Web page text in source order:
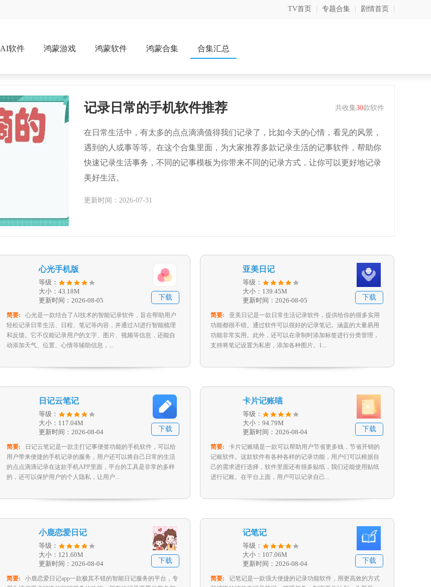
TV首页 专题合集 剧情首页
AI软件 鸿蒙游戏 鸿蒙软件 鸿蒙合集 合集汇总
共收集30款软件
记录日常的手机软件推荐
在日常生活中，有太多的点点滴滴值得我们记录了，比如今天的心情，看见的风景，
遇到的人或事等等。在这个合集里面，为大家推荐多款记录生活的记事软件，帮助你
快速记录生活事务，不同的记事模板为你带来不同的记录方式，让你可以更好地记录
美好生活。
更新时间：2026-07-31
心光手机版
等级：
大小：43.18M
更新时间：2026-08-05
下载
简要:
心光是一款结合了AI技术的智能记录软件，旨在帮助用户
轻松记录日常生活、日程、笔记等内容，并通过AI进行智能梳理
和反馈。它不仅能记录用户的文字、图片、视频等信息，还能自
动添加天气、位置、心情等辅助信息，...
亚美日记
等级：
大小：139.45M
更新时间：2026-08-05
下载
简要:
亚美日记是一款日常生活记录软件，提供给你的很多实用
功能都很不错。通过软件可以很好的记录笔记。涵盖的大量易用
功能非常实用。此外，还可以在录制时添加标签进行分类管理，
支持将笔记设置为私密，添加各种图片。1...
日记云笔记
等级：
大小：117.04M
更新时间：2026-08-04
下载
简要:
日记云笔记是一款主打记事便签功能的手机软件，可以给
用户带来便捷的手机记录的服务，用户还可以将自己日常的生活
的点点滴滴记录在这款手机APP里面，平台的工具是非常的多样
的，还可以保护用户的个人隐私，让用户...
卡片记账喵
等级：
大小：94.79M
更新时间：2026-08-04
下载
简要:
卡片记账喵是一款可以帮助用户节省更多钱，节省开销的
记账软件。这款软件有各种各样的记录功能，用户们可以根据自
己的需求进行选择，软件里面还有很多贴纸，我们还能使用贴纸
进行记账。在平台上面，用户可以记录自己...
小鹿恋爱日记
等级：
大小：121.60M
更新时间：2026-08-04
下载
简要:
小鹿恋爱日记app一款极其不错的智能日记服务的平台，专
记笔记
等级：
大小：107.06M
更新时间：2026-08-04
下载
简要:
记笔记是一款强大便捷的记录功能软件，用更高效的方式